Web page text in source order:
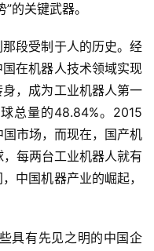
的关键武器。
段受制于人的历史。经
在机器人技术领域实现
，成为工业机器人第一
总量的48.84%。2015
市场，而现在，国产机
每两台工业机器人就有
中国机器产业的崛起，
具有先见之明的中国企